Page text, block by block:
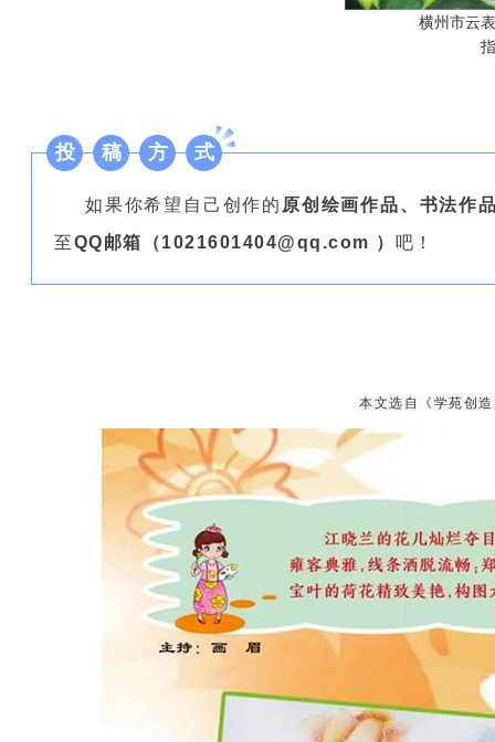
横州市云
投 稿 方 式
如果你希望自己创作的 原创绘画作品、书法作
至QQ邮箱（1021601404@qq.com ） 吧！
本文选自《学苑创